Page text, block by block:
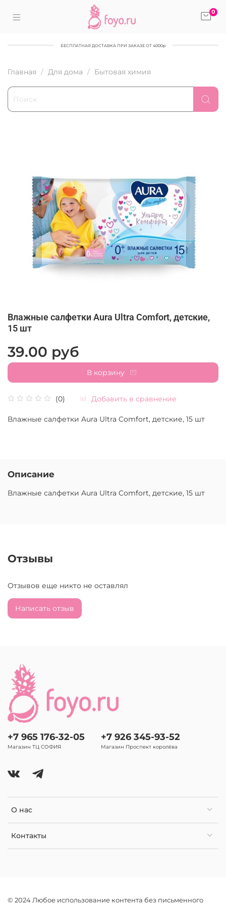
0
БЕСПЛАТНАЯ ДОСТАВКА ПРИ ЗАКАЗЕ ОТ 4000р
Главная Для дома Бытовая химия
Влажные салфетки Aura Ultra Comfort, детские,
15 шт
(0) Добавить в сравнение
39.00 руб
В корзину
Влажные салфетки Aura Ultra Comfort, детские, 15 шт
Описание
Влажные салфетки Aura Ultra Comfort, детские, 15 шт
Отзывы
Отзывов еще никто не оставлял
Написать отзыв
О нас
Контакты
+7 965 176-32-05
Магазин ТЦ СОФИЯ
+7 926 345-93-52
Магазин Проспект королёва
© 2024 Любое использование контента без письменного